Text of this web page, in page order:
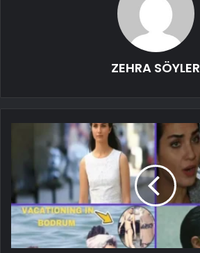
ZEHRA SÖYLER